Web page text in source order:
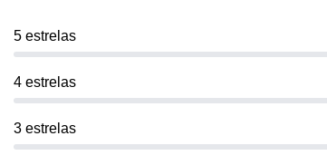
5 estrelas
4 estrelas
3 estrelas